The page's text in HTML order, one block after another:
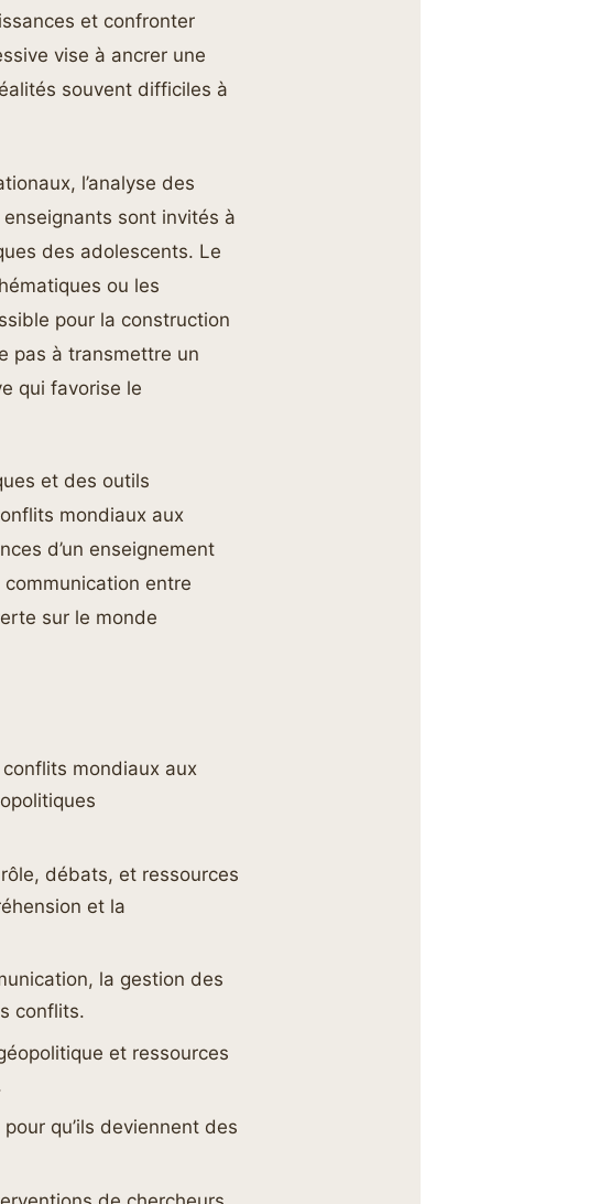
et confronter
vise à ancrer une
souvent difficiles à
l’analyse des
sont invités à
des adolescents. Le
ou les
pour la construction
pas à transmettre un
qui favorise le
et des outils
mondiaux aux
d’un enseignement
entre
sur le monde
mondiaux aux
débats, et ressources
et la
la gestion des
conflits.
et ressources
qu’ils deviennent des